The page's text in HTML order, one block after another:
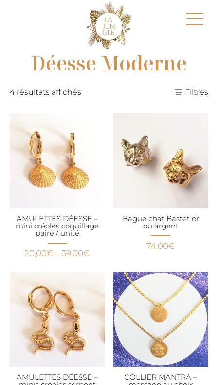
Déesse Moderne
4 résultats affichés Filtres
AMULETTES DÉESSE –
mini créoles coquillage
paire / unité
20,00€ –39,00€
Bague chat Bastet or
ou argent
74,00€
AMULETTES DÉESSE – COLLIER MANTRA –